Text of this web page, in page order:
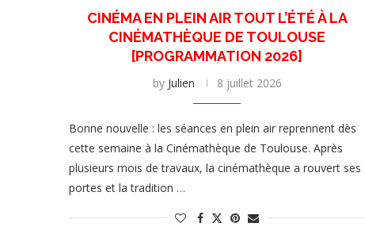
CINÉMA EN PLEIN AIR TOUT L’ÉTÉ À LA
CINÉMATHÈQUE DE TOULOUSE
[PROGRAMMATION 2026]
by Julien 8 juillet 2026
Bonne nouvelle : les séances en plein air reprennent dès
cette semaine à la Cinémathèque de Toulouse. Après
plusieurs mois de travaux, la cinémathèque a rouvert ses
portes et la tradition …